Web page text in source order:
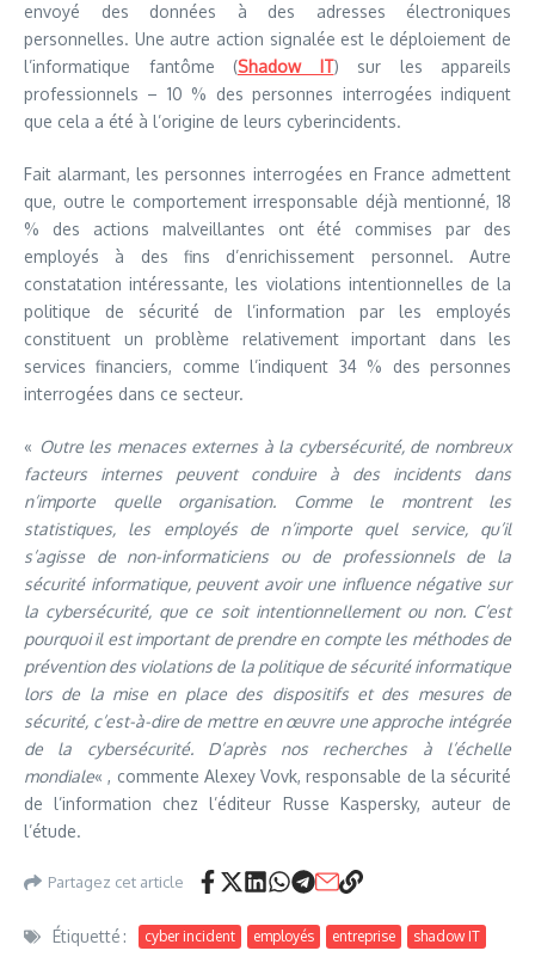
envoyé des données à des adresses électroniques
personnelles. Une autre action signalée est le déploiement de
l’informatique fantôme (Shadow IT) sur les appareils
professionnels – 10 % des personnes interrogées indiquent
que cela a été à l’origine de leurs cyberincidents.
Fait alarmant, les personnes interrogées en France admettent
que, outre le comportement irresponsable déjà mentionné, 18
% des actions malveillantes ont été commises par des
employés à des fins d’enrichissement personnel. Autre
constatation intéressante, les violations intentionnelles de la
politique de sécurité de l’information par les employés
constituent un problème relativement important dans les
services financiers, comme l’indiquent 34 % des personnes
interrogées dans ce secteur.
« Outre les menaces externes à la cybersécurité, de nombreux
facteurs internes peuvent conduire à des incidents dans
n’importe quelle organisation. Comme le montrent les
statistiques, les employés de n’importe quel service, qu’il
s’agisse de non-informaticiens ou de professionnels de la
sécurité informatique, peuvent avoir une influence négative sur
la cybersécurité, que ce soit intentionnellement ou non. C’est
pourquoi il est important de prendre en compte les méthodes de
prévention des violations de la politique de sécurité informatique
lors de la mise en place des dispositifs et des mesures de
sécurité, c’est-à-dire de mettre en œuvre une approche intégrée
de la cybersécurité. D’après nos recherches à l’échelle
mondiale« , commente Alexey Vovk, responsable de la sécurité
de l’information chez l’éditeur Russe Kaspersky, auteur de
l’étude.
Partagez cet article
Étiquetté : cyber incident employés entreprise shadow IT